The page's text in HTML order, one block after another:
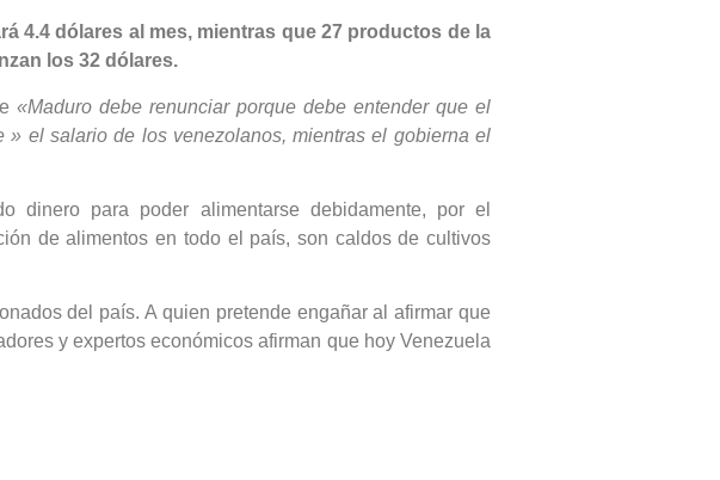
4.4 dólares al mes, mientras que 27 productos de la
los 32 dólares.
«Maduro debe renunciar porque debe entender que el
el salario de los venezolanos, mientras el gobierna el
para poder alimentarse debidamente, por el
de alimentos en todo el país, son caldos de cultivos
del país. A quien pretende engañar al afirmar que
y expertos económicos afirman que hoy Venezuela